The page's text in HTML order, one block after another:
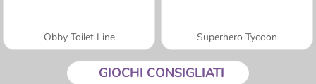
Obby Toilet Line Superhero Tycoon
GIOCHI CONSIGLIATI